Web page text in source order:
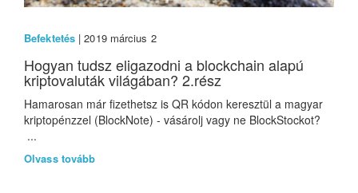
Befektetés | 2019 március 2
Hogyan tudsz eligazodni a blockchain alapú
kriptovaluták világában? 2.rész
Hamarosan már fizethetsz is QR kódon keresztül a magyar
kriptopénzzel (BlockNote) - vásárolj vagy ne BlockStockot?
...
Olvass tovább